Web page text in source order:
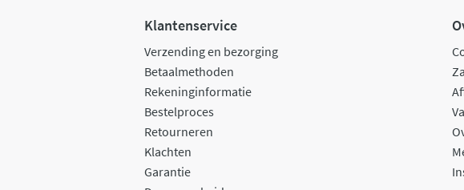
Klantenservice
Verzending en bezorging
Betaalmethoden
Rekeninginformatie
Bestelproces
Retourneren
Klachten
Garantie